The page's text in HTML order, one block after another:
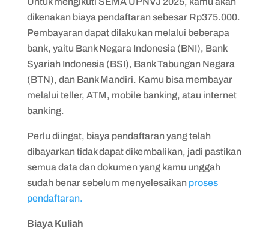
dikenakan biaya pendaftaran sebesar Rp375.000.
Pembayaran dapat dilakukan melalui beberapa
bank, yaitu Bank Negara Indonesia (BNI), Bank
Syariah Indonesia (BSI), Bank Tabungan Negara
(BTN), dan Bank Mandiri. Kamu bisa membayar
melalui teller, ATM, mobile banking, atau internet
banking.
Perlu diingat, biaya pendaftaran yang telah
dibayarkan tidak dapat dikembalikan, jadi pastikan
semua data dan dokumen yang kamu unggah
sudah benar sebelum menyelesaikan proses
pendaftaran.
Biaya Kuliah